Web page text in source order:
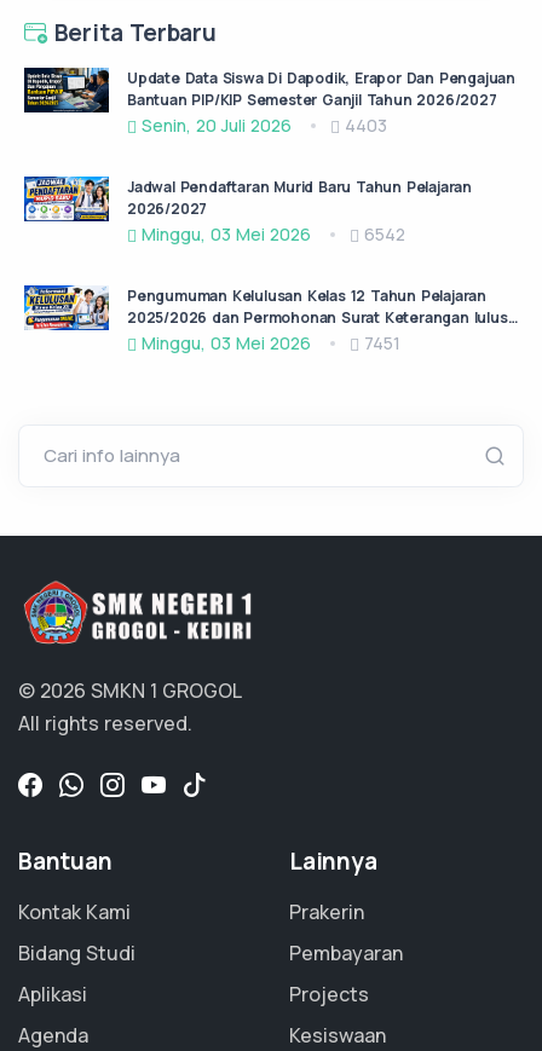
Berita Terbaru
Update Data Siswa Di Dapodik, Erapor Dan Pengajuan
Bantuan PIP/KIP Semester Ganjil Tahun 2026/2027
Senin, 20 Juli 2026 4403
Jadwal Pendaftaran Murid Baru Tahun Pelajaran
2026/2027
Minggu, 03 Mei 2026 6542
Pengumuman Kelulusan Kelas 12 Tahun Pelajaran
2025/2026 dan Permohonan Surat Keterangan lulus
(SKL)
Minggu, 03 Mei 2026 7451
Cari info lainnya
© 2026 SMKN 1 GROGOL
All rights reserved.
Bantuan
Kontak Kami
Bidang Studi
Aplikasi
Agenda
Lainnya
Prakerin
Pembayaran
Projects
Kesiswaan